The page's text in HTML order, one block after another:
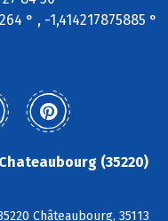
° , -1,414217875885 °
(35220)
Châteaubourg, 35113